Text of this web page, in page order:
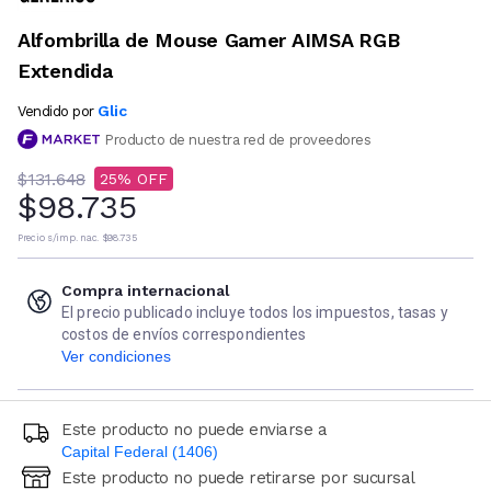
Alfombrilla de Mouse Gamer AIMSA RGB
Extendida
Vendido por Glic
Producto de nuestra red de proveedores
$131.648 25
$98.735
Precio s/imp. nac. $98.735
Compra internacional
El precio publicado incluye todos los impuestos, tasas y
costos de envíos correspondientes
Ver condiciones
Este producto no puede enviarse a
Capital Federal (1406)
Ingresá código postal (sólo números)
Este producto no puede retirarse por sucursal